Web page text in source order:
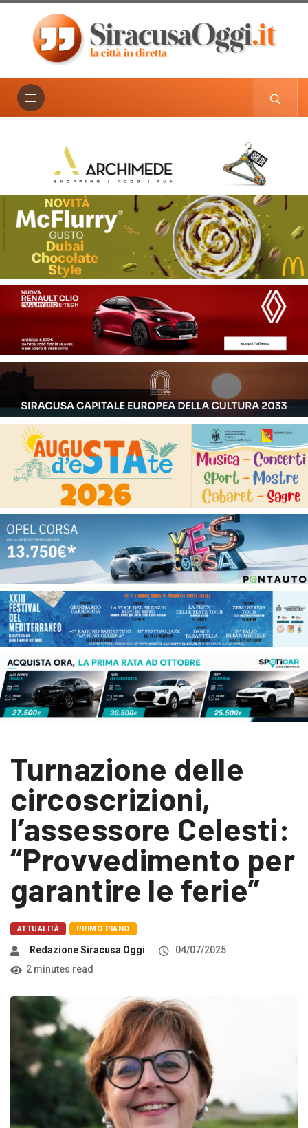
Turnazione delle
circoscrizioni,
l’assessore Celesti:
“Provvedimento per
garantire le ferie”
ATTUALITÀ PRIMO PIANO
Redazione Siracusa Oggi
04/07/2025
2 minutes read